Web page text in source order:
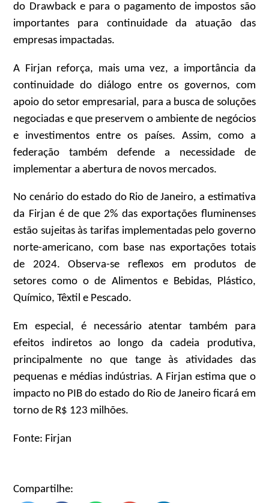
do Drawback e para o pagamento de impostos são
importantes para continuidade da atuação das
empresas impactadas.
A Firjan reforça, mais uma vez, a importância da
continuidade do diálogo entre os governos, com
apoio do setor empresarial, para a busca de soluções
negociadas e que preservem o ambiente de negócios
e investimentos entre os países. Assim, como a
federação também defende a necessidade de
implementar a abertura de novos mercados.
No cenário do estado do Rio de Janeiro, a estimativa
da Firjan é de que 2% das exportações fluminenses
estão sujeitas às tarifas implementadas pelo governo
norte-americano, com base nas exportações totais
de 2024. Observa-se reflexos em produtos de
setores como o de Alimentos e Bebidas, Plástico,
Químico, Têxtil e Pescado.
Em especial, é necessário atentar também para
efeitos indiretos ao longo da cadeia produtiva,
principalmente no que tange às atividades das
pequenas e médias indústrias. A Firjan estima que o
impacto no PIB do estado do Rio de Janeiro ficará em
torno de R$ 123 milhões.
Fonte: Firjan
Compartilhe: